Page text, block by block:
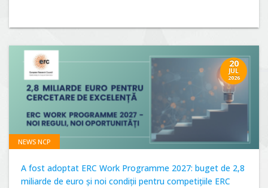
20
JUL
2026
NEWS NCP
A fost adoptat ERC Work Programme 2027: buget de 2,8
miliarde de euro și noi condiții pentru competițiile ERC